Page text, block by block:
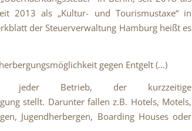
2013 als „Kultur- und Tourismustaxe“ in
der Steuerverwaltung Hamburg heißt es
gegen Entgelt (…)
jeder Betrieb, der kurzzeitige
stellt. Darunter fallen z.B. Hotels, Motels,
Jugendherbergen, Boarding Houses oder